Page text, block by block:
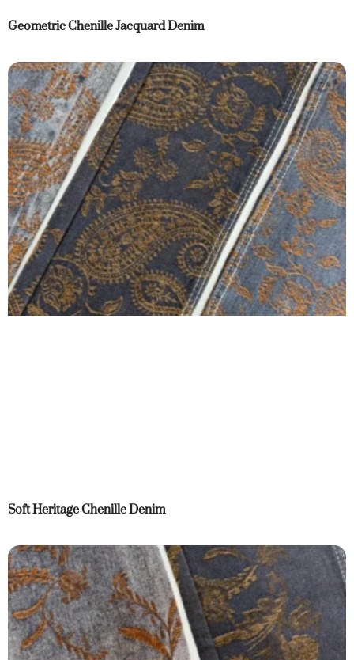
Geometric Chenille Jacquard Denim
Soft Heritage Chenille Denim